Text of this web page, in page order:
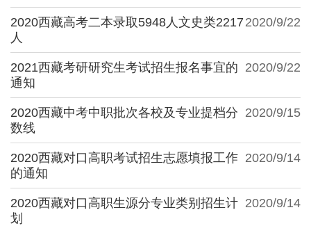
2020/9/22
2020西藏高考二本录取5948人文史类2217
人
2020/9/22
2021西藏考研研究生考试招生报名事宜的
通知
2020/9/15
2020西藏中考中职批次各校及专业提档分
数线
2020/9/14
2020西藏对口高职考试招生志愿填报工作
的通知
2020/9/14
2020西藏对口高职生源分专业类别招生计
划